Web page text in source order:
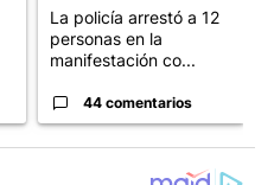
La policía arrestó a 12
personas en la
manifestación co...
44 comentarios